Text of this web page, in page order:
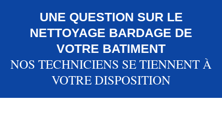
UNE QUESTION SUR LE
NETTOYAGE BARDAGE DE
VOTRE BATIMENT
NOS TECHNICIENS SE TIENNENT À
VOTRE DISPOSITION